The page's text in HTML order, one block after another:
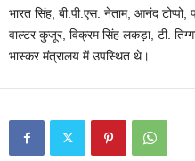
भारत सिंह, बी.पी.एस. नेताम, आनंद
वाल्टर कुजूर, विक्रम सिंह लकड़ा, टी.
भास्कर मंत्रालय में उपस्थित थे।